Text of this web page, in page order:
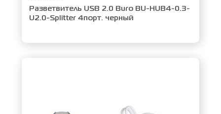
Разветвитель USB 2.0 Buro BU-HUB4-0.3-
U2.0-Splitter 4порт. черный